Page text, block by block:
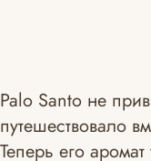
Palo Santo не
путешествовало
Теперь его